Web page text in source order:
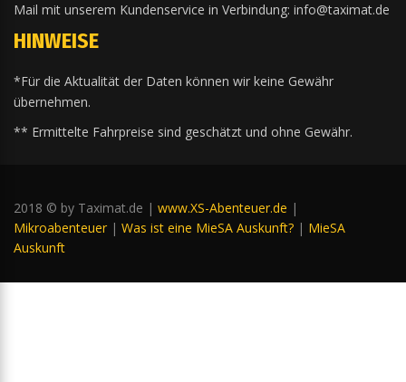
Mail mit unserem Kundenservice in Verbindung: info@taximat.de
HINWEISE
*Für die Aktualität der Daten können wir keine Gewähr
übernehmen.
** Ermittelte Fahrpreise sind geschätzt und ohne Gewähr.
2018 © by Taximat.de | www.XS-Abenteuer.de |
Mikroabenteuer | Was ist eine MieSA Auskunft? | MieSA
Auskunft